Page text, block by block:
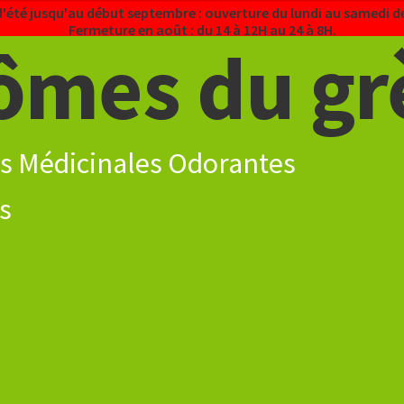
jusqu'au début septembre : ouverture du lundi au samedi de
Fermeture en août : du 14 à 12H au 24 à 8H.
du
Médicinales Odorantes